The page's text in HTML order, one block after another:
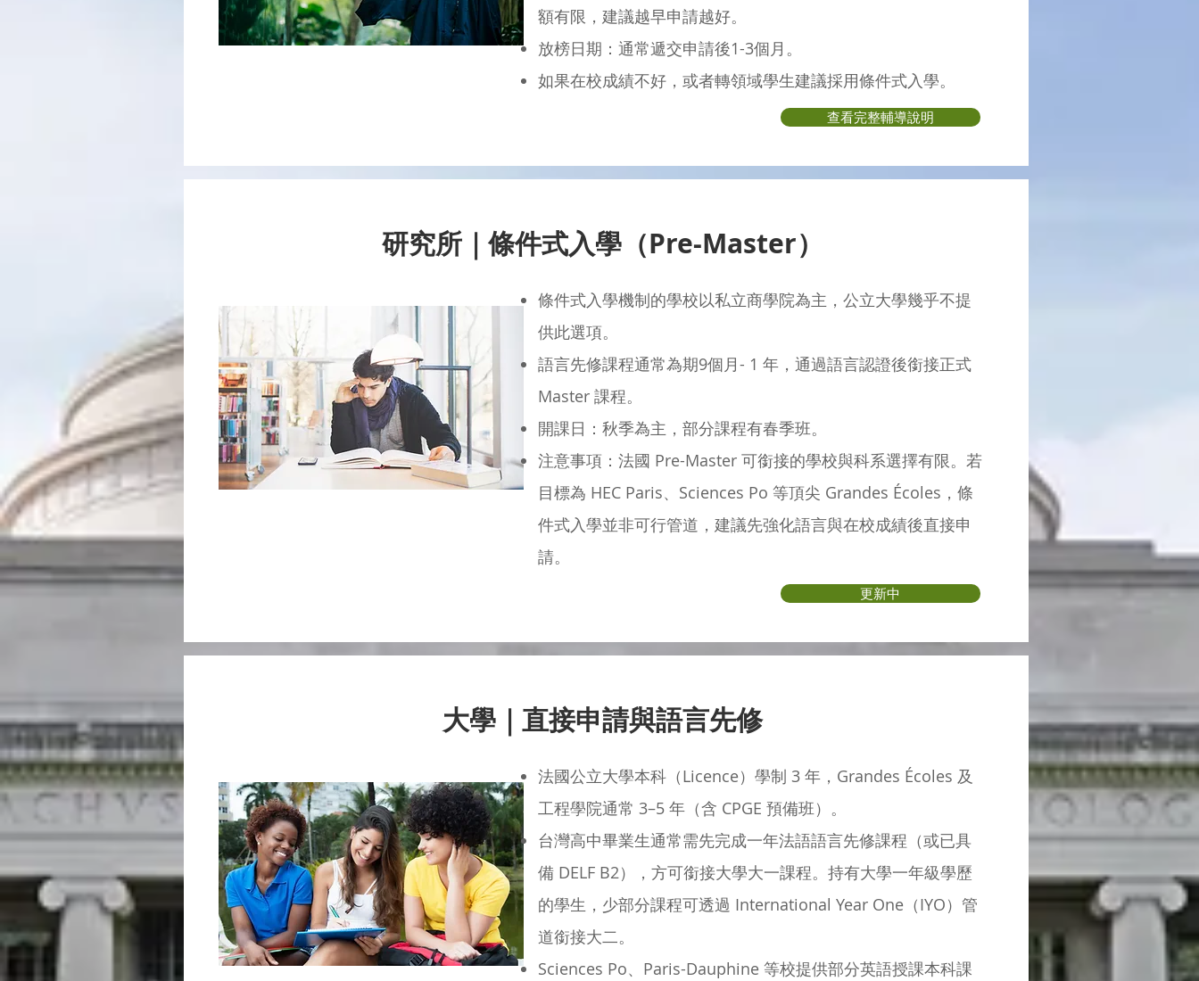
額有限，建議越早申請越好。
​放榜日期：通常遞交申請後1-3個月。
如果在校成績不好，或者轉領域學生建議採用條件式入學。
查看完整輔導說明
研究所｜條件式入學（Pre-Master）
條件式入學機制的學校以私立商學院為主，公立大學幾乎不提
供此選項。
語言先修課程通常為期9個月- 1 年，通過語言認證後銜接正式
Master 課程。
開課日：秋季為主，部分課程有春季班。
​注意事項：法國 Pre-Master 可銜接的學校與科系選擇有限。若
目標為 HEC Paris、Sciences Po 等頂尖 Grandes Écoles，條
件式入學並非可行管道，建議先強化語言與在校成績後直接申
請。
更新中
大學｜直接申請與語言先修
法國公立大學本科（Licence）學制 3 年，Grandes Écoles 及
工程學院通常 3–5 年（含 CPGE 預備班）。
台灣高中畢業生通常需先完成一年法語語言先修課程（或已具
備 DELF B2），方可銜接大學大一課程。持有大學一年級學歷
的學生，少部分課程可透過 International Year One（IYO）管
道銜接大二。
Sciences Po、Paris-Dauphine 等校提供部分英語授課本科課